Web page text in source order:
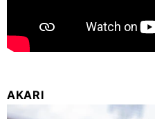
AKARI